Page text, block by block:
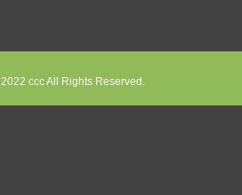
ccc All Rights Reserved.